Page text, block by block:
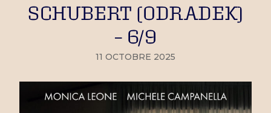
SCHUBERT (ODRADEK)
– 6/9
11 OCTOBRE 2025